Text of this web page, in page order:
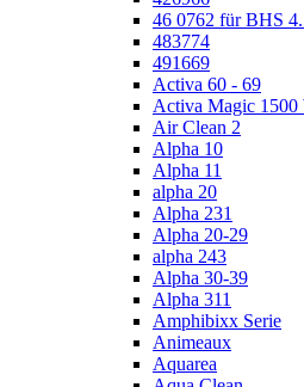
46 0762 für BHS
483774
491669
Activa 60 - 69
Activa Magic 1500
Air Clean 2
Alpha 10
Alpha 11
alpha 20
Alpha 231
Alpha 20-29
alpha 243
Alpha 30-39
Alpha 311
Amphibixx Serie
Animeaux
Aquarea